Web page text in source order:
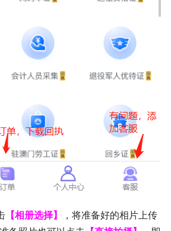
【相册选择】
，将准备好的相片上传